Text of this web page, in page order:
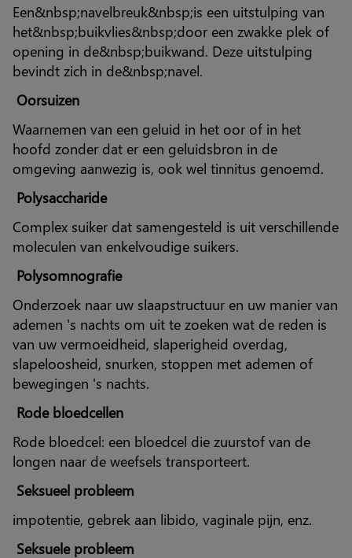
Een&nbsp;navelbreuk&nbsp;is een uitstulping van
het&nbsp;buikvlies&nbsp;door een zwakke plek of
opening in de&nbsp;buikwand. Deze uitstulping
bevindt zich in de&nbsp;navel.
Oorsuizen
Waarnemen van een geluid in het oor of in het
hoofd zonder dat er een geluidsbron in de
omgeving aanwezig is, ook wel tinnitus genoemd.
Polysaccharide
Complex suiker dat samengesteld is uit verschillende
moleculen van enkelvoudige suikers.
Polysomnografie
Onderzoek naar uw slaapstructuur en uw manier van
ademen 's nachts om uit te zoeken wat de reden is
van uw vermoeidheid, slaperigheid overdag,
slapeloosheid, snurken, stoppen met ademen of
bewegingen 's nachts.
Rode bloedcellen
Rode bloedcel: een bloedcel die zuurstof van de
longen naar de weefsels transporteert.
Seksueel probleem
impotentie, gebrek aan libido, vaginale pijn, enz.
Seksuele probleem